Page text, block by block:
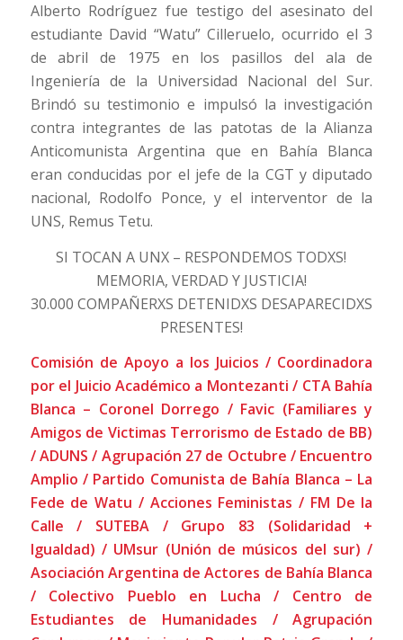
Alberto Rodríguez fue testigo del asesinato del
estudiante David “Watu” Cilleruelo, ocurrido el 3
de abril de 1975 en los pasillos del ala de
Ingeniería de la Universidad Nacional del Sur.
Brindó su testimonio e impulsó la investigación
contra integrantes de las patotas de la Alianza
Anticomunista Argentina que en Bahía Blanca
eran conducidas por el jefe de la CGT y diputado
nacional, Rodolfo Ponce, y el interventor de la
UNS, Remus Tetu.
SI TOCAN A UNX – RESPONDEMOS TODXS!
MEMORIA, VERDAD Y JUSTICIA!
30.000 COMPAÑERXS DETENIDXS DESAPARECIDXS
PRESENTES!
Comisión de Apoyo a los Juicios / Coordinadora
por el Juicio Académico a Montezanti / CTA Bahía
Blanca – Coronel Dorrego / Favic (Familiares y
Amigos de Victimas Terrorismo de Estado de BB)
/ ADUNS / Agrupación 27 de Octubre / Encuentro
Amplio / Partido Comunista de Bahía Blanca – La
Fede de Watu / Acciones Feministas / FM De la
Calle / SUTEBA / Grupo 83 (Solidaridad +
Igualdad) / UMsur (Unión de músicos del sur) /
Asociación Argentina de Actores de Bahía Blanca
/ Colectivo Pueblo en Lucha / Centro de
Estudiantes de Humanidades / Agrupación